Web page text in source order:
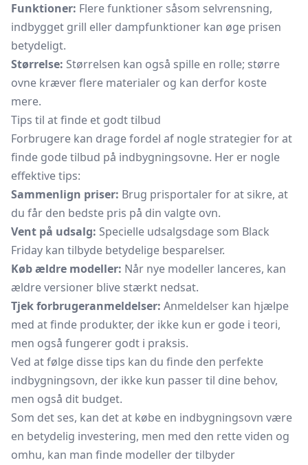
Funktioner: Flere funktioner såsom selvrensning,
indbygget grill eller dampfunktioner kan øge prisen
betydeligt.
Størrelse: Størrelsen kan også spille en rolle; større
ovne kræver flere materialer og kan derfor koste
mere.
Tips til at finde et godt tilbud
Forbrugere kan drage fordel af nogle strategier for at
finde gode tilbud på indbygningsovne. Her er nogle
effektive tips:
Sammenlign priser: Brug prisportaler for at sikre, at
du får den bedste pris på din valgte ovn.
Vent på udsalg: Specielle udsalgsdage som Black
Friday kan tilbyde betydelige besparelser.
Køb ældre modeller: Når nye modeller lanceres, kan
ældre versioner blive stærkt nedsat.
Tjek forbrugeranmeldelser: Anmeldelser kan hjælpe
med at finde produkter, der ikke kun er gode i teori,
men også fungerer godt i praksis.
Ved at følge disse tips kan du finde den perfekte
indbygningsovn, der ikke kun passer til dine behov,
men også dit budget.
Som det ses, kan det at købe en indbygningsovn være
en betydelig investering, men med den rette viden og
omhu, kan man finde modeller der tilbyder